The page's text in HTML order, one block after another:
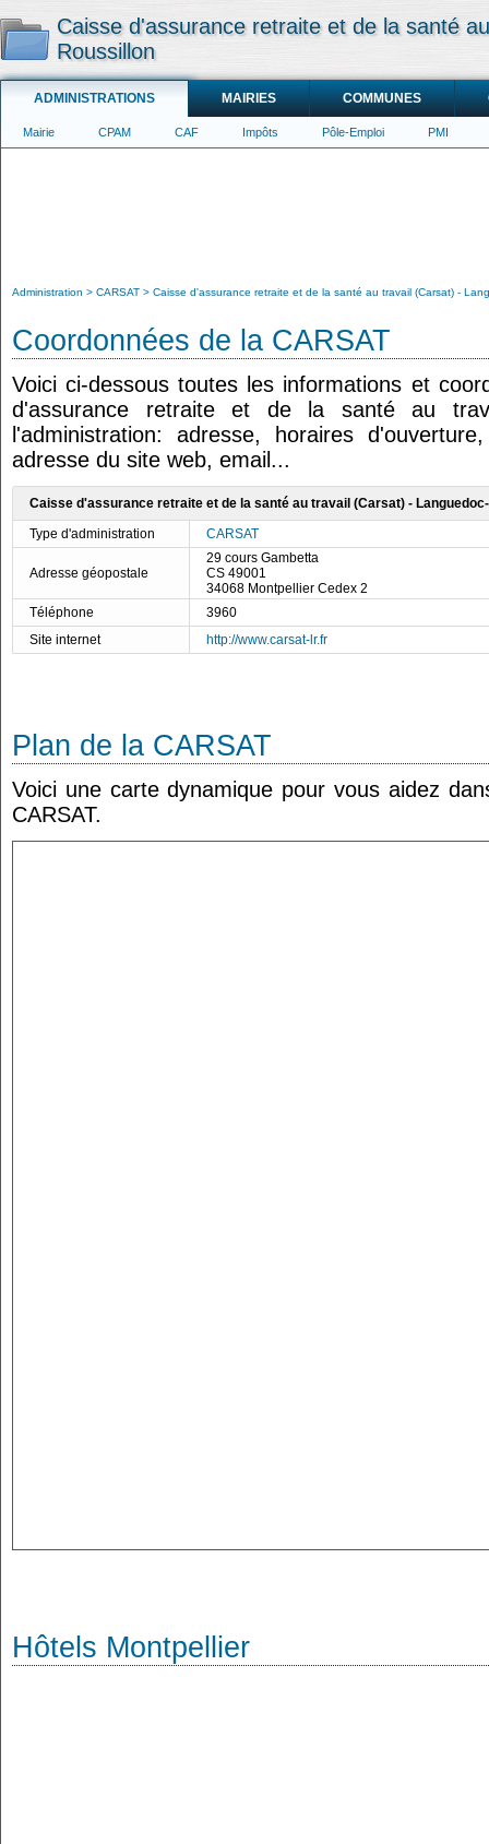
Caisse d'assurance retraite et de la santé
Roussillon
ADMINISTRATIONS MAIRIES COMMUNES
Mairie CPAM CAF Impôts Pôle-Emploi PMI
Administration CARSAT Caisse d'assurance retraite et de la santé au travail (Carsat) -
Coordonnées de la CARSAT
Voici ci-dessous toutes les informations et
d'assurance retraite et de la santé au
l'administration: adresse, horaires
adresse du site web, email...
Caisse d'assurance retraite et de la santé au travail (Carsat) -
Type d'administration
CARSAT
Adresse géopostale
29 cours Gambetta
CS 49001
34068 Montpellier Cedex 2
Téléphone
3960
Site internet
http://www.carsat-lr.fr
Plan de la CARSAT
Voici une carte dynamique pour vous aidez
CARSAT.
Hôtels Montpellier